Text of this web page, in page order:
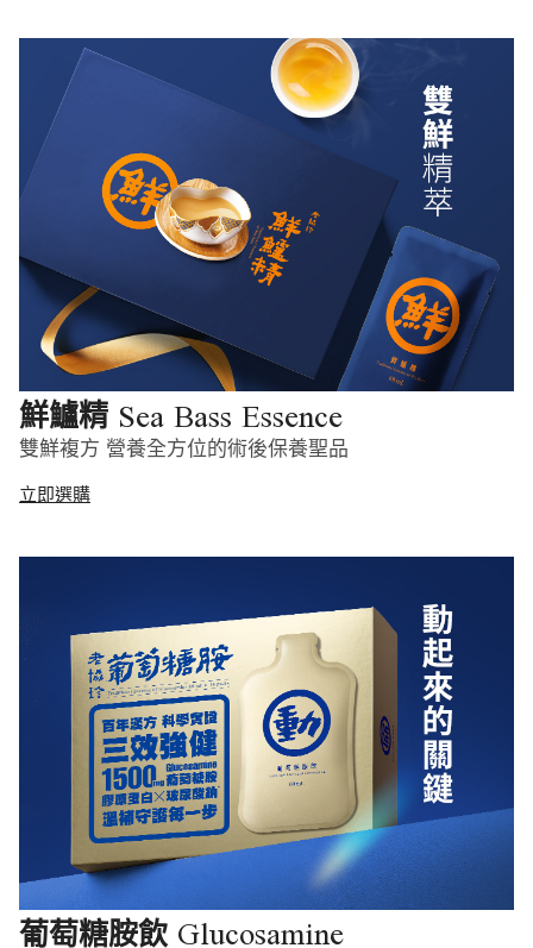
鮮鱸精 Sea Bass Essence
雙鮮複方 營養全方位的術後保養聖品
立即選購
葡萄糖胺飲